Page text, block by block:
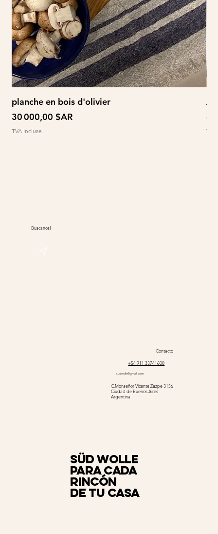
planche en bois d'olivier
Prix
30 000,00 $AR
TVA Incluse
À
Buscanos!
Süd Wolle
para cada
rincón
de tu casa
Contacto
+54 911 33741600
sudwolle@gmail.com
C.Monseñor Vicente Zazpe 3156
Ciudad de Buenos Aires
Argentina